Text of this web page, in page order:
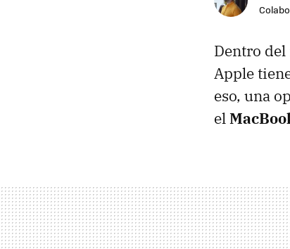
Dentro
Apple
eso, una
el